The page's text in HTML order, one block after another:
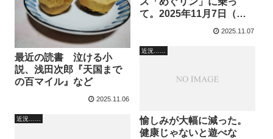
て。2025年11月7日（金
2025.11.07
最近の読書 泣ける小
説、浅田次郎『天国まで
の百マイル』など
2025.11.06
近況……
愉しみが大幅に減った。
健康じゃないと遊べな
近況……